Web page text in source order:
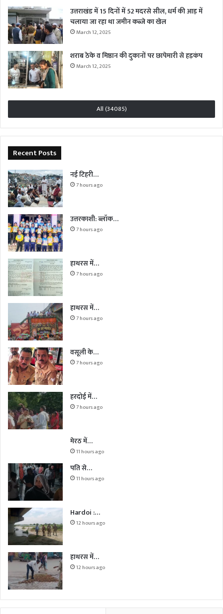
उत्तराखंड में 15 दिनों में 52 मदरसे सील, धर्म की आड़ में
चलाया जा रहा था जमीन कब्जे का खेल
March 12, 2025
शराब ठेके व मिष्ठान की दुकानों पर छापेमारी से हड़कंप
March 12, 2025
All (34085)
Recent Posts
नई टिहरी…
7 hours ago
उत्तरकाशी: ब्लॉक…
7 hours ago
हाथरस में…
7 hours ago
हाथरस में…
7 hours ago
वसूली के…
7 hours ago
हरदोई में…
7 hours ago
मेरठ में…
11 hours ago
पति से…
11 hours ago
Hardoi :…
12 hours ago
हाथरस में…
12 hours ago